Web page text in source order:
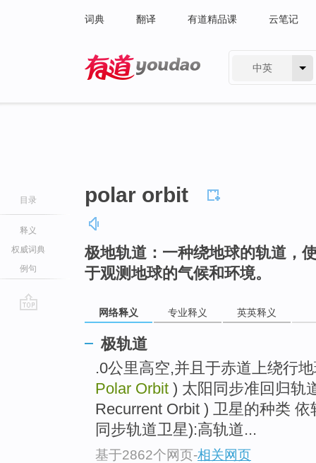
词典 翻译 有道精品课 云笔记
中英
目录
释义
权威词典
例句
polar orbit
极地轨道：一种绕地球的轨道，
于观测地球的气候和环境。
网络释义 专业释义 英英释义
极轨道
.0公里高空,并且于赤道上绕行
Polar Orbit ) 太阳同步准回归轨
Recurrent Orbit ) 卫星的种类
同步轨道卫星):高轨道...
基于2862个网页-相关网页